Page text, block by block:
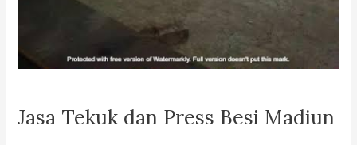
Jasa Tekuk dan Press Besi Madiun